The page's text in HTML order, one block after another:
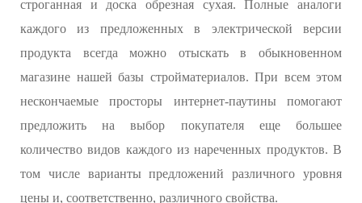
строганная и доска обрезная сухая. Полные аналоги
каждого из предложенных в электрической версии
продукта всегда можно отыскать в обыкновенном
магазине нашей базы стройматериалов. При всем этом
нескончаемые просторы интернет-паутины помогают
предложить на выбор покупателя еще большее
количество видов каждого из нареченных продуктов. В
том числе варианты предложений различного уровня
цены и, соответственно, различного свойства.